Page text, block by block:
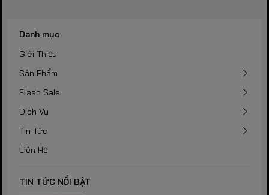
Danh mục
Giới Thiệu
Sản Phẩm
Flash Sale
Dịch Vụ
Tin Tức
Liên Hệ
TIN TỨC NỔI BẬT